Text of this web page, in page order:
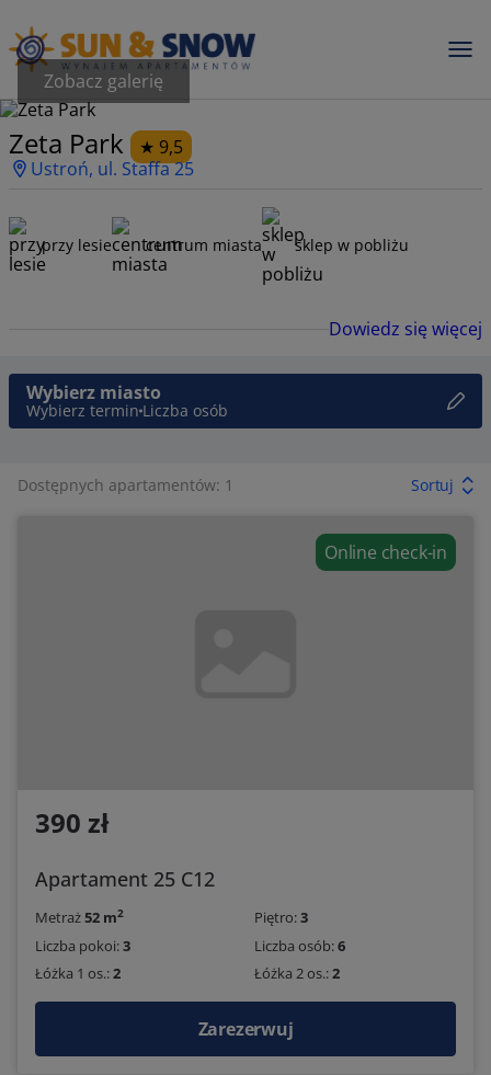
Zobacz galerię
Zeta Park
9,5
Ustroń, ul. Staffa 25
przy lesie centrum miasta sklep w pobliżu
Dowiedz się więcej
Wybierz miasto
Wybierz termin Liczba osób
Dostępnych apartamentów: 1 Sortuj
Online check-in
390 zł
Apartament 25 C12
Metraż52 m2 Piętro:3
Liczba pokoi:3 Liczba osób:6
Łóżka 1 os.:2 Łóżka 2 os.:2
Zarezerwuj